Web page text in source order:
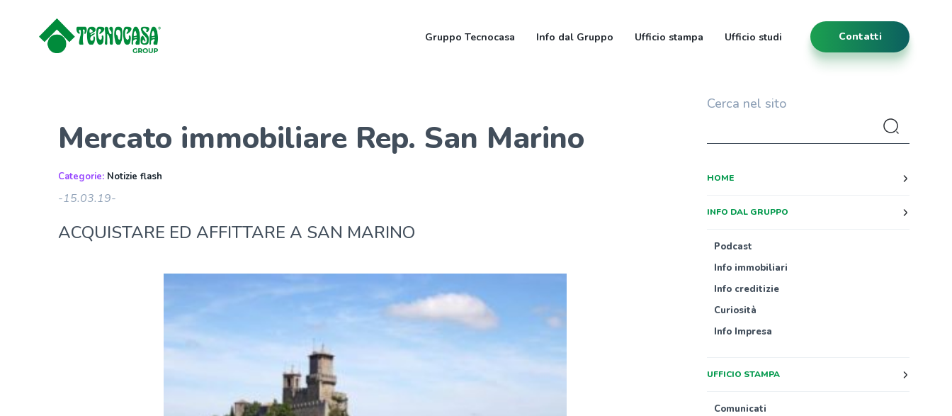
Contatti
Gruppo Tecnocasa Info dal Gruppo Ufficio stampa Ufficio studi
Mercato immobiliare Rep. San Marino
Categorie: Notizie flash
-15.03.19-
ACQUISTARE ED AFFITTARE A SAN MARINO
Cerca nel sito
HOME
INFO DAL GRUPPO
Podcast
Info immobiliari
Info creditizie
Curiosità
Info Impresa
UFFICIO STAMPA
Comunicati